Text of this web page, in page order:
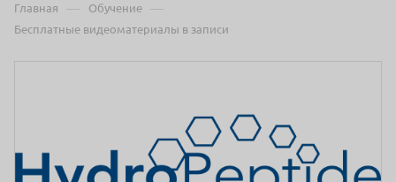
Главная — Обучение —
Бесплатные видеоматериалы в записи